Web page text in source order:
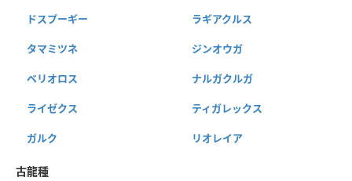
ドスプーギー ラギアクルス
タマミツネ ジンオウガ
ベリオロス ナルガクルガ
ライゼクス ティガレックス
ガルク リオレイア
古龍種